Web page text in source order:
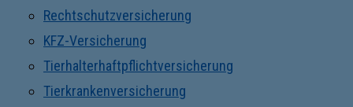
Rechtschutzversicherung
KFZ-Versicherung
Tierhalterhaftpflichtversicherung
Tierkrankenversicherung